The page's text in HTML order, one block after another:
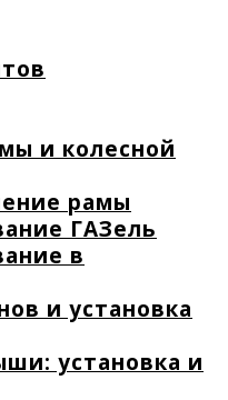
и колесной
рамы
ГАЗель
в
и установка
установка и